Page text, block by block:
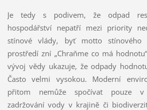
Je tedy s podivem, že odpad
hospodářství nepatří mezi priority
stínové vlády, byť motto stínového
prostředí zní „Chraňme co má
vývoj vědy ukazuje, že odpady
Často velmi vysokou. Moderní
přitom nemůže spočívat pouze v
zadržování vody v krajině či